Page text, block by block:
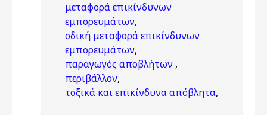
μεταφορά επικίνδυνων
εμπορευμάτων,
οδική μεταφορά επικίνδυνων
εμπορευμάτων,
παραγωγός αποβλήτων ,
περιβάλλον,
τοξικά και επικίνδυνα απόβλητα,